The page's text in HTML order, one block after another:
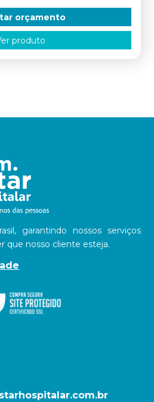
orçamento
produto
garantindo nossos serviços
que nosso cliente esteja.